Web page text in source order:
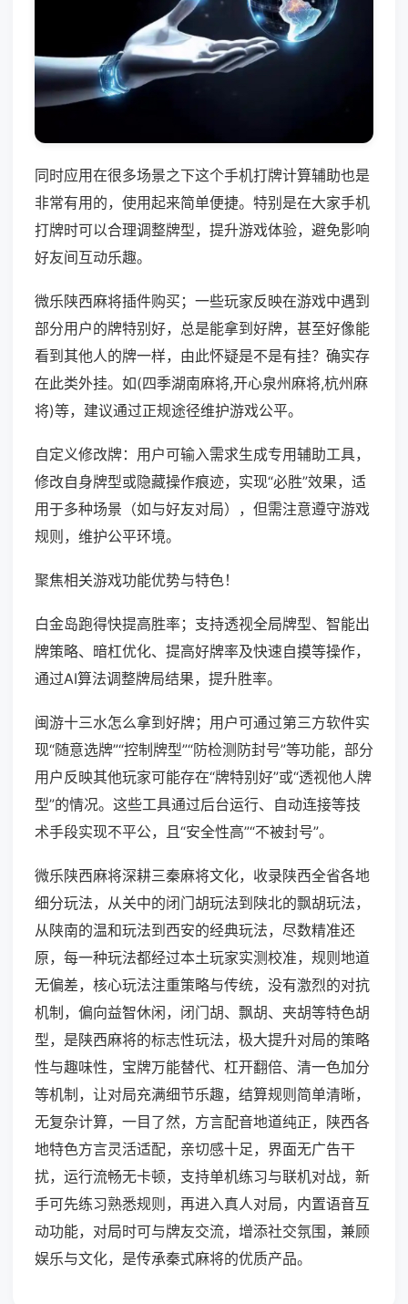
同时应用在很多场景之下这个手机打牌计算辅助也是
非常有用的，使用起来简单便捷。特别是在大家手机
打牌时可以合理调整牌型，提升游戏体验，避免影响
好友间互动乐趣。
微乐陕西麻将插件购买；一些玩家反映在游戏中遇到
部分用户的牌特别好，总是能拿到好牌，甚至好像能
看到其他人的牌一样，由此怀疑是不是有挂？确实存
在此类外挂。如(四季湖南麻将,开心泉州麻将,杭州麻
将)等，建议通过正规途径维护游戏公平。
自定义修改牌：用户可输入需求生成专用辅助工具，
修改自身牌型或隐藏操作痕迹，实现“必胜”效果，适
用于多种场景（如与好友对局），但需注意遵守游戏
规则，维护公平环境。
聚焦相关游戏功能优势与特色！
白金岛跑得快提高胜率；支持透视全局牌型、智能出
牌策略、暗杠优化、提高好牌率及快速自摸等操作，
通过AI算法调整牌局结果，提升胜率。
闽游十三水怎么拿到好牌；用户可通过第三方软件实
现“随意选牌”“控制牌型”“防检测防封号”等功能，部分
用户反映其他玩家可能存在“牌特别好”或“透视他人牌
型”的情况。这些工具通过后台运行、自动连接等技
术手段实现不平公，且“安全性高”“不被封号”。
微乐陕西麻将深耕三秦麻将文化，收录陕西全省各地
细分玩法，从关中的闭门胡玩法到陕北的飘胡玩法，
从陕南的温和玩法到西安的经典玩法，尽数精准还
原，每一种玩法都经过本土玩家实测校准，规则地道
无偏差，核心玩法注重策略与传统，没有激烈的对抗
机制，偏向益智休闲，闭门胡、飘胡、夹胡等特色胡
型，是陕西麻将的标志性玩法，极大提升对局的策略
性与趣味性，宝牌万能替代、杠开翻倍、清一色加分
等机制，让对局充满细节乐趣，结算规则简单清晰，
无复杂计算，一目了然，方言配音地道纯正，陕西各
地特色方言灵活适配，亲切感十足，界面无广告干
扰，运行流畅无卡顿，支持单机练习与联机对战，新
手可先练习熟悉规则，再进入真人对局，内置语音互
动功能，对局时可与牌友交流，增添社交氛围，兼顾
娱乐与文化，是传承秦式麻将的优质产品。